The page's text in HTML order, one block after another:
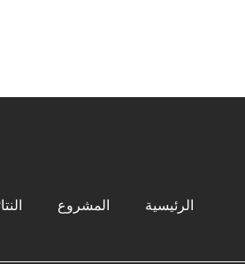
الرئيسية المشروع